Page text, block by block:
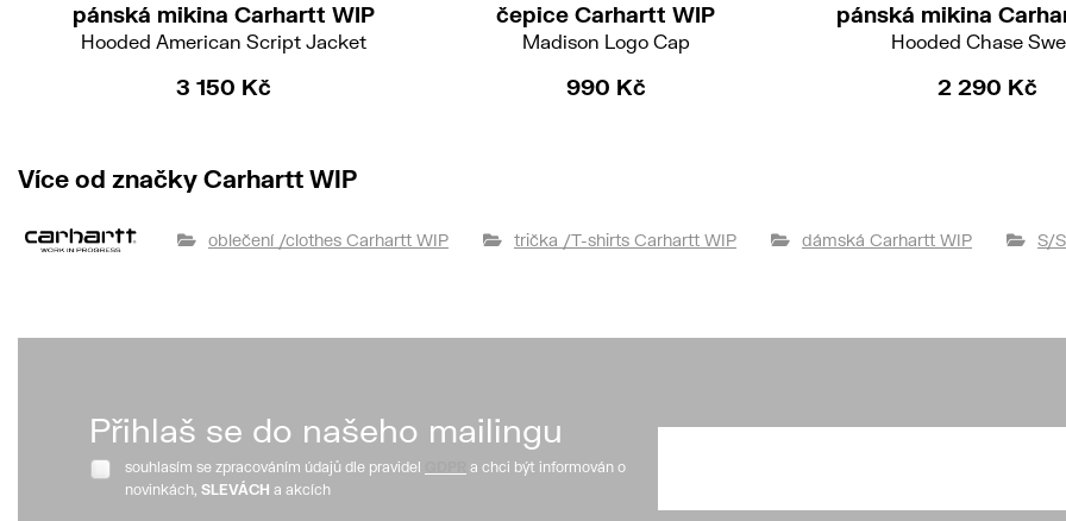
pánská mikina Carhartt WIP
Hooded American Script Jacket
3 150 Kč
čepice Carhartt WIP
Madison Logo Cap
990 Kč
pánská mikina
Hooded Chase
2 290 Kč
Více od značky Carhartt WIP
oblečení /clothes Carhartt WIP trička /T-shirts Carhartt WIP dámská Carhartt WIP S/
Přihlaš se do našeho mailingu
souhlasím se zpracováním údajů dle pravidel
a chci být informován o
novinkách, SLEVÁCH a akcích